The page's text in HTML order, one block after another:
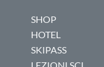
SHOP
HOTEL
SKIPASS